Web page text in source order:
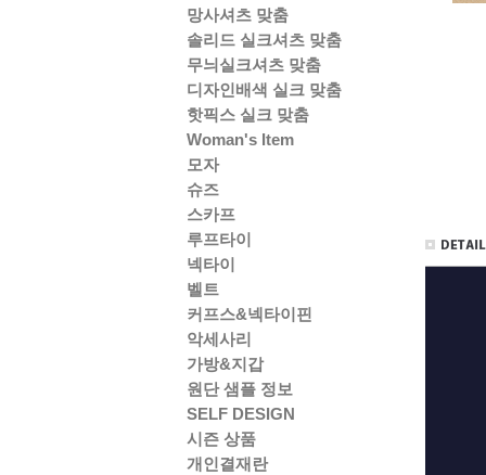
망사셔츠 맞춤
솔리드 실크셔츠 맞춤
무늬실크셔츠 맞춤
디자인배색 실크 맞춤
핫픽스 실크 맞춤
Woman's Item
모자
슈즈
스카프
루프타이
넥타이
벨트
커프스&넥타이핀
악세사리
가방&지갑
원단 샘플 정보
SELF DESIGN
시즌 상품
개인결재란